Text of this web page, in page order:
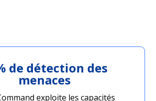
de détection des
menaces
exploite les capacités